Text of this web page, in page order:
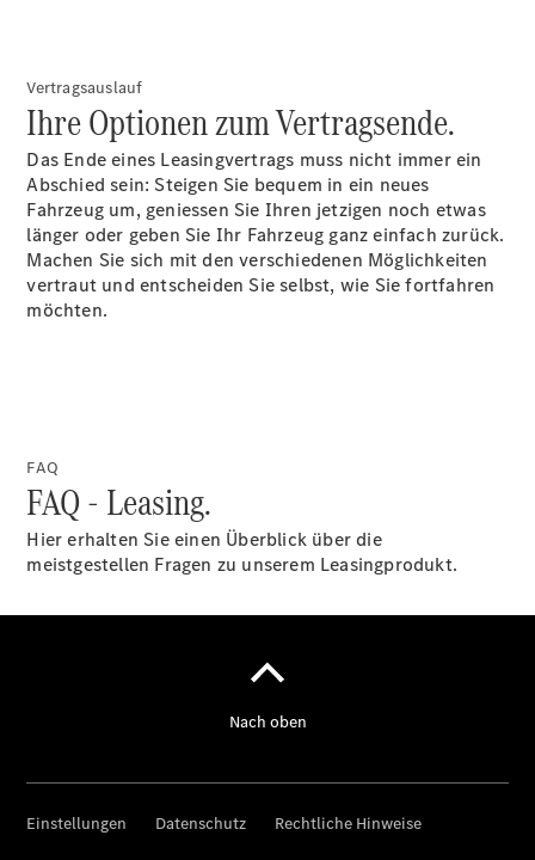
Anbieter/Datenschutz
Vertragsauslauf
Ihre Optionen zum Vertragsende.
Das Ende eines Leasingvertrags muss nicht immer ein
Abschied sein: Steigen Sie bequem in ein neues
Fahrzeug um, geniessen Sie Ihren jetzigen noch etwas
länger oder geben Sie Ihr Fahrzeug ganz einfach zurück.
Machen Sie sich mit den verschiedenen Möglichkeiten
vertraut und entscheiden Sie selbst, wie Sie fortfahren
möchten.
FAQ
FAQ - Leasing.
Hier erhalten Sie einen Überblick über die
meistgestellen Fragen zu unserem Leasingprodukt.